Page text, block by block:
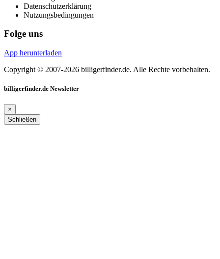
Datenschutzerklärung
Nutzungsbedingungen
Folge uns
App herunterladen
Copyright © 2007-2026 billigerfinder.de. Alle Rechte vorbehalten.
billigerfinder.de Newsletter
×
Schließen